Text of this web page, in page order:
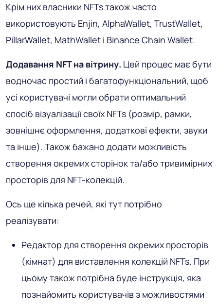
Крім них власники NFTs також часто
використовують Enjin, AlphaWallet, TrustWallet,
PillarWallet, MathWallet і Binance Chain Wallet.
Додавання NFT на вітрину. Цей процес має бути
водночас простий і багатофункціональний, щоб
усі користувачі могли обрати оптимальний
спосіб візуалізації своїх NFTs (розмір, рамки,
зовнішнє оформлення, додаткові ефекти, звуки
та інше). Також бажано додати можливість
створення окремих сторінок та/або тривимірних
просторів для NFT-колекцій.
Ось ще кілька речей, які тут потрібно
реалізувати:
Редактор для створення окремих просторів
(кімнат) для виставлення колекцій NFTs. При
цьому також потрібна буде інструкція, яка
познайомить користувачів з можливостями